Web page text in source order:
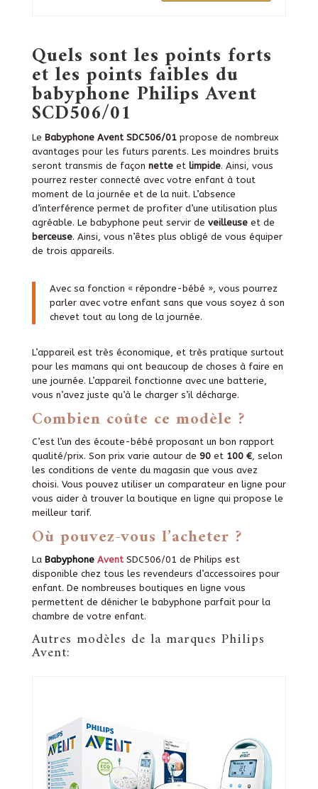
Quels sont les points forts
et les points faibles du
babyphone Philips Avent
SCD506/01
Le Babyphone Avent SDC506/01propose de nombreux
avantages pour les futurs parents. Les moindres bruits
seront transmis de façon netteet limpide. Ainsi, vous
pourrez rester connecté avec votre enfant à tout
moment de la journée et de la nuit. L’absence
d’interférence permet de profiter d’une utilisation plus
agréable. Le babyphone peut servir de veilleuseet de
berceuse. Ainsi, vous n’êtes plus obligé de vous équiper
de trois appareils.
Avec sa fonction « répondre-bébé », vous pourrez
parler avec votre enfant sans que vous soyez à son
chevet tout au long de la journée.
L’appareil est très économique, et très pratique surtout
pour les mamans qui ont beaucoup de choses à faire en
une journée. L’appareil fonctionne avec une batterie,
vous n’avez juste qu’à le charger s’il décharge.
Combien coûte ce modèle ?
C’est l’un des écoute-bébé proposant un bon rapport
qualité/prix. Son prix varie autour de 90et 100 €, selon
les conditions de vente du magasin que vous avez
choisi. Vous pouvez utiliser un comparateur en ligne pour
vous aider à trouver la boutique en ligne qui propose le
meilleur tarif.
Où pouvez-vous l’acheter ?
La BabyphoneAvent SDC506/01 de Philips est
disponible chez tous les revendeurs d’accessoires pour
enfant. De nombreuses boutiques en ligne vous
permettent de dénicher le babyphone parfait pour la
chambre de votre enfant.
Autres modèles de la marques Philips
Avent: